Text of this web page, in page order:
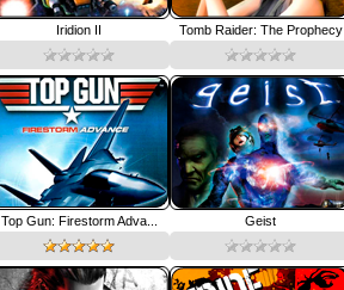
Iridion II Tomb Raider: The Prophecy
Top Gun: Firestorm Adva... Geist